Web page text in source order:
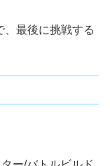
最後に挑戦する